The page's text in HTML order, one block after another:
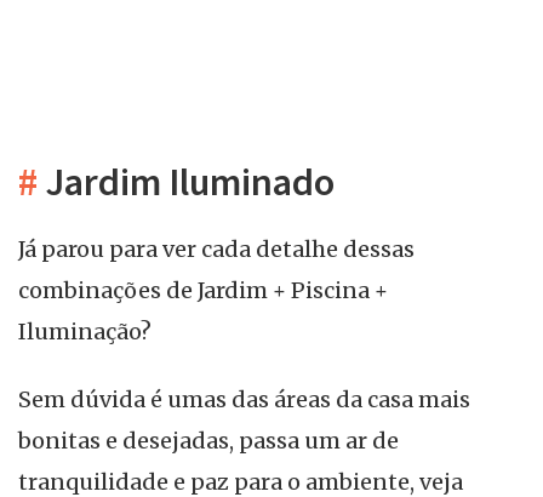
# Jardim Iluminado
Já parou para ver cada detalhe dessas
combinações de Jardim + Piscina +
Iluminação?
Sem dúvida é umas das áreas da casa mais
bonitas e desejadas, passa um ar de
tranquilidade e paz para o ambiente, veja